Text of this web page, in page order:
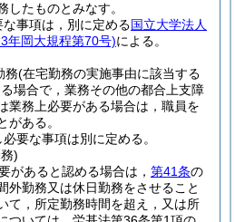
したものとみなす。
事項は，別に定める国立大学法人
年岡大規程第70号)による。
務(在宅勤務の実施事由に該当する
場合で，業務その他の都合上支障
業務上必要がある場合は，職員を
がある。
要な事項は別に定める。
)
があると認める場合は， 第41条の
外勤務又は休日勤務をさせること
て，所定勤務時間を超え，又は所